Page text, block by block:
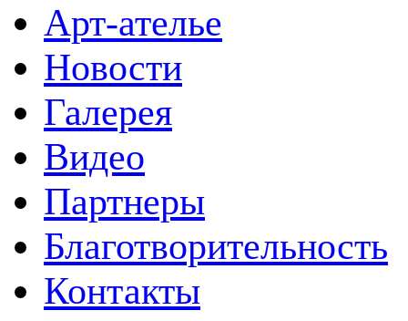
Арт-ателье
Новости
Галерея
Видео
Партнеры
Благотворительность
Контакты